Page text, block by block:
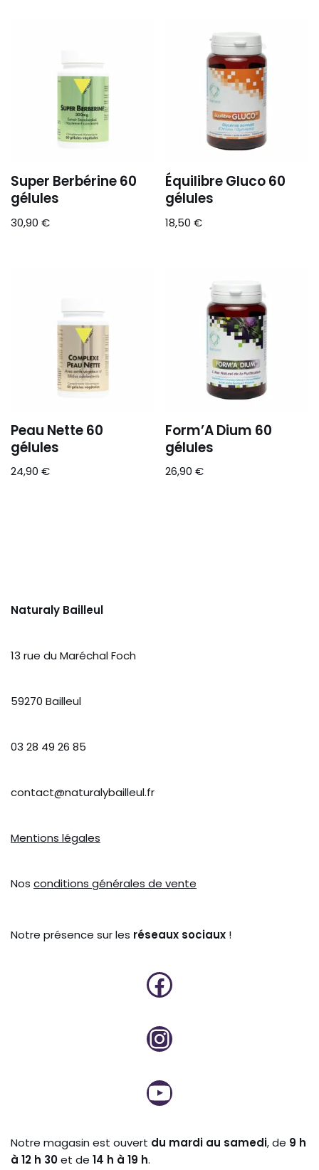
Super Berbérine 60
gélules
30,90 €
Équilibre Gluco 60
gélules
18,50€
Peau Nette 60
gélules
24,90 €
Form’A Dium 60
gélules
26,90€
Naturaly Bailleul
13 rue du Maréchal Foch
59270 Bailleul
03 28 49 26 85
contact@naturalybailleul.fr
Mentions légales
Nos conditions générales de vente
Notre présence sur les réseaux sociaux !
Notre magasin est ouvert du mardi au samedi, de 9 h
à 12 h 30et de 14 h à 19 h.